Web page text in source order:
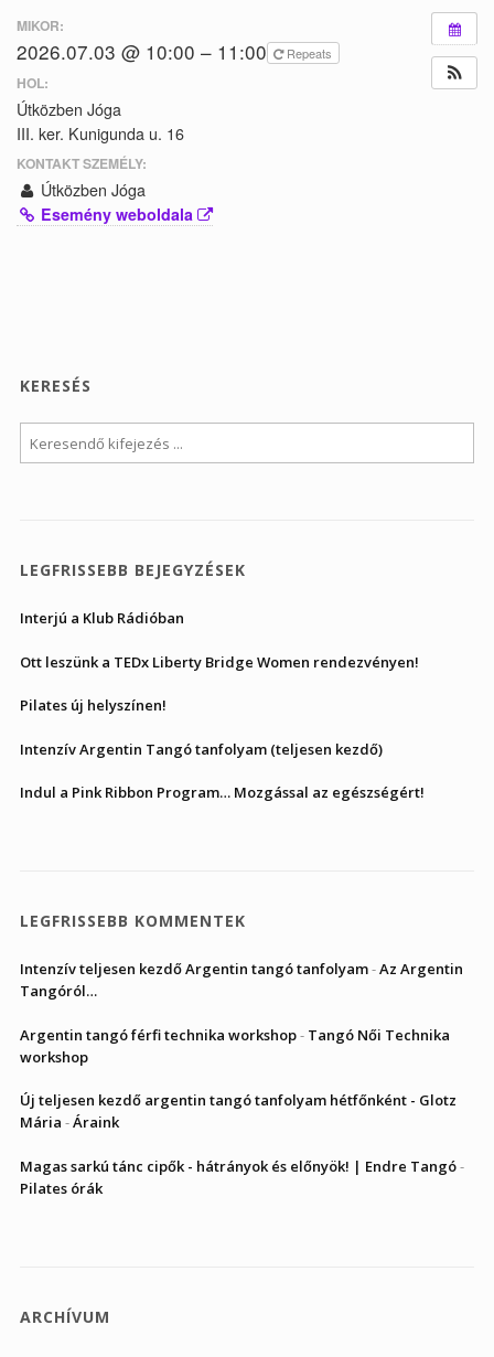
MIKOR:
2026.07.03 @ 10:00 – 11:00 Repeats
HOL:
Útközben Jóga
III. ker. Kunigunda u. 16
KONTAKT SZEMÉLY:
Útközben Jóga
Esemény weboldala
KERESÉS
LEGFRISSEBB BEJEGYZÉSEK
Interjú a Klub Rádióban
Ott leszünk a TEDx Liberty Bridge Women rendezvényen!
Pilates új helyszínen!
Intenzív Argentin Tangó tanfolyam (teljesen kezdő)
Indul a Pink Ribbon Program… Mozgással az egészségért!
LEGFRISSEBB KOMMENTEK
Intenzív teljesen kezdő Argentin tangó tanfolyam-Az Argentin
Tangóról…
Argentin tangó férfi technika workshop- Tangó Női Technika
workshop
Új teljesen kezdő argentin tangó tanfolyam hétfőnként - Glotz
Mária -Áraink
Magas sarkú tánc cipők - hátrányok és előnyök! | Endre Tangó-
Pilates órák
ARCHÍVUM